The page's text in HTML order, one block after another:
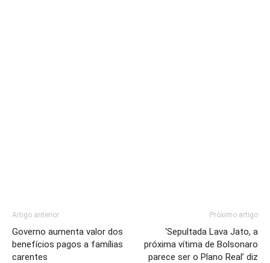
Artigo anterior
Governo aumenta valor dos
benefícios pagos a famílias
carentes
Próximo artigo
‘Sepultada Lava Jato, a
próxima vítima de Bolsonaro
parece ser o Plano Real’ diz